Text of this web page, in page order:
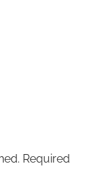
Required